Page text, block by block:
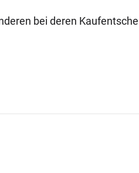
bei deren